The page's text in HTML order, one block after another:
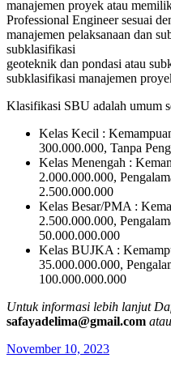
manajemen proyek atau
Professional Engineer sesuai
manajemen pelaksanaan dan
subklasifikasi
geoteknik dan pondasi atau
subklasifikasi manajemen
Klasifikasi SBU adalah umum
Kelas Kecil :
300.000.000, Tanpa
Kelas Menengah :
2.000.000.000,
2.500.000.000
Kelas Besar/PMA :
2.500.000.000,
50.000.000.000
Kelas BUJKA :
35.000.000.000,
100.000.000.000
Untuk informasi lebih lanjut
safayadelima@gmail.com atau
November 10, 2023